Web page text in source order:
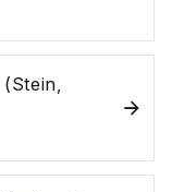
(Stein,